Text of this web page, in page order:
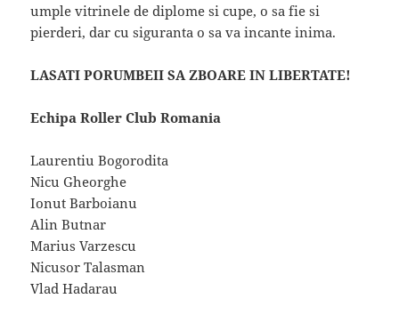
umple vitrinele de diplome si cupe, o sa fie si
pierderi, dar cu siguranta o sa va incante inima.
LASATI PORUMBEII SA ZBOARE IN LIBERTATE!
Echipa Roller Club Romania
Laurentiu Bogorodita
Nicu Gheorghe
Ionut Barboianu
Alin Butnar
Marius Varzescu
Nicusor Talasman
Vlad Hadarau